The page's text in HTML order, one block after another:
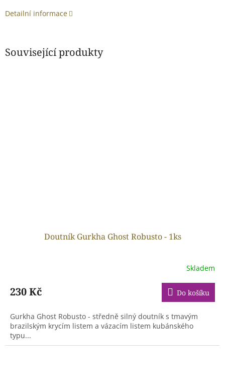
Detailní informace
Související produkty
Doutník Gurkha Ghost Robusto - 1ks
Skladem
230 Kč Do košíku
Gurkha Ghost Robusto - středně silný doutník s tmavým
brazilským krycím listem a vázacím listem kubánského
typu...